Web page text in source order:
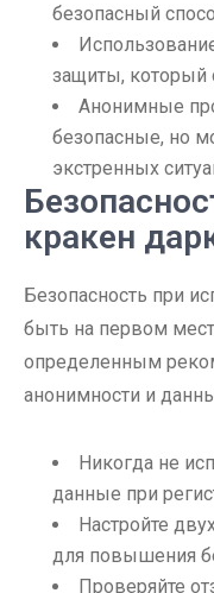
безопасный
защиты, который
Анонимные
безопасные, но
экстренных
кракен
Безопасность при
быть на первом
определенным
анонимности и
Никогда не
данные при
Настройте
для повышения
Проверяйте